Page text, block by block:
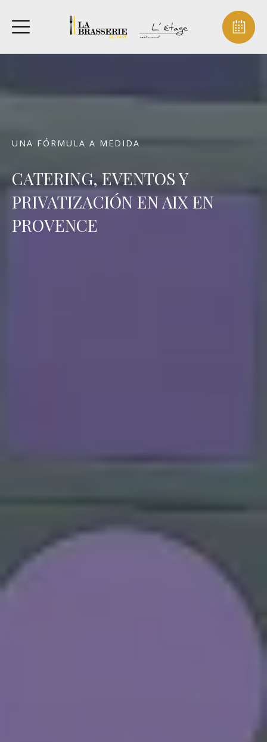
UNA FÓRMULA A MEDIDA
CATERING, EVENTOS Y
PRIVATIZACIÓN EN AIX EN
PROVENCE